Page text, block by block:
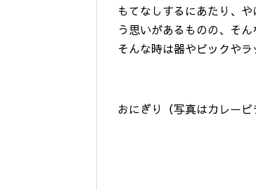
もてなしするにあたり、
う思いがあるものの、そ
そんな時は器やピックや
おにぎり（写真はカレーピ